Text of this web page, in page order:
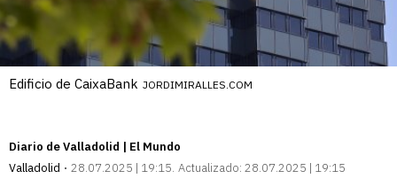
Edificio de CaixaBank JORDIMIRALLES.COM
Diario de Valladolid | El Mundo
Valladolid
28.07.2025 | 19:15 Actualizado: 28.07.2025 | 19:15